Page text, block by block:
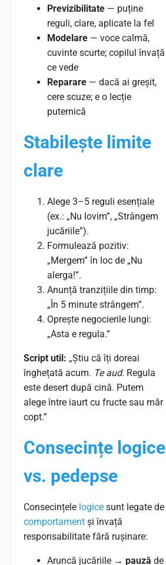
Previzibilitate — puține
reguli, clare, aplicate la fel
Modelare — voce calmă,
cuvinte scurte; copilul învață
ce vede
Reparare — dacă ai greșit,
cere scuze; e o lecție
puternică
Stabilește limite
clare
Alege 3–5 reguli esențiale
(ex.: „Nu lovim”, „Strângem
jucăriile”).
Formulează pozitiv:
„Mergem” în loc de „Nu
alerga!”.
Anunță tranzițiile din timp:
„În 5 minute strângem”.
Oprește negocierile lungi:
„Asta e regula.”
Script util: „Știu că îți doreai
înghețată acum. Te aud. Regula
este desert după cină. Putem
alege între iaurt cu fructe sau măr
copt.”
Consecințe logice
vs. pedepse
Consecințele logice sunt legate de
comportament și învață
responsabilitate fără rușinare:
Aruncă jucăriile → pauză de